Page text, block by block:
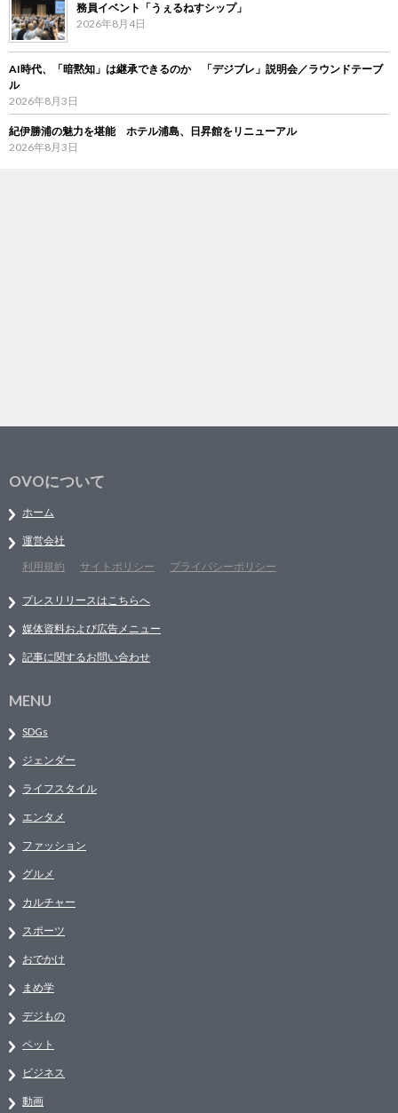
務員イベント「うぇるねすシップ」
2026年8月4日
AI時代、「暗黙知」は継承できるのか 「デジブレ」説明会／ラウンドテーブ
ル
2026年8月3日
紀伊勝浦の魅力を堪能 ホテル浦島、日昇館をリニューアル
2026年8月3日
OVOについて
ホーム
運営会社
利用規約
サイトポリシー プライバシーポリシー
プレスリリースはこちらへ
媒体資料および広告メニュー
記事に関するお問い合わせ
MENU
SDGs
ジェンダー
ライフスタイル
エンタメ
ファッション
グルメ
カルチャー
スポーツ
おでかけ
まめ学
デジもの
ペット
ビジネス
動画